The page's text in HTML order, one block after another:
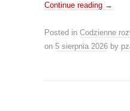
Continue reading →
Posted in Codzienne
on 5 sierpnia 2026 by